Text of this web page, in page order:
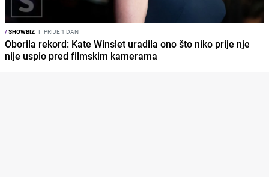
/SHOWBIZ I PRIJE 1 DAN
Oborila rekord: Kate Winslet uradila ono što niko prije nje
nije uspio pred filmskim kamerama